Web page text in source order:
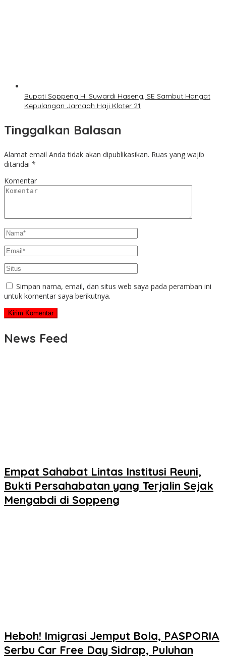
Bupati Soppeng H. Suwardi Haseng, SE Sambut Hangat
Kepulangan Jamaah Haji Kloter 21
Tinggalkan Balasan
Alamat email Anda tidak akan dipublikasikan. Ruas yang wajib
ditandai *
Komentar
Simpan nama, email, dan situs web saya pada peramban ini
untuk komentar saya berikutnya.
News Feed
Empat Sahabat Lintas Institusi Reuni,
Bukti Persahabatan yang Terjalin Sejak
Mengabdi di Soppeng
Heboh! Imigrasi Jemput Bola, PASPORIA
Serbu Car Free Day Sidrap, Puluhan